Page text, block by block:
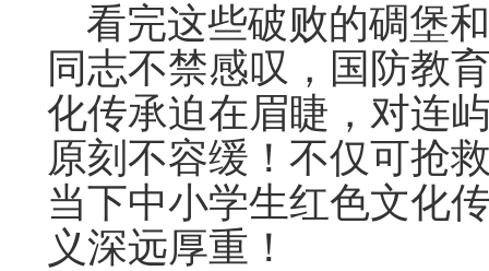
看完这些破败的碉堡
同志不禁感叹，国防教
化传承迫在眉睫，对连
原刻不容缓！不仅可抢
当下中小学生红色文化
义深远厚重！